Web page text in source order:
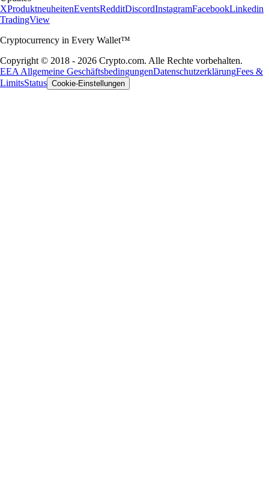
XProduktneuheitenEventsRedditDiscordInstagramFacebookLinkedin
TradingView
Cryptocurrency in Every Wallet™
Copyright © 2018 - 2026 Crypto.com. Alle Rechte vorbehalten.
EEA Allgemeine GeschäftsbedingungenDatenschutzerklärungFees &
LimitsStatus Cookie-Einstellungen